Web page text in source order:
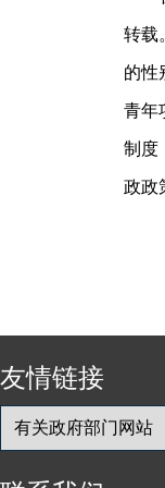
转载
的性
青年
制度
政政
友情链接